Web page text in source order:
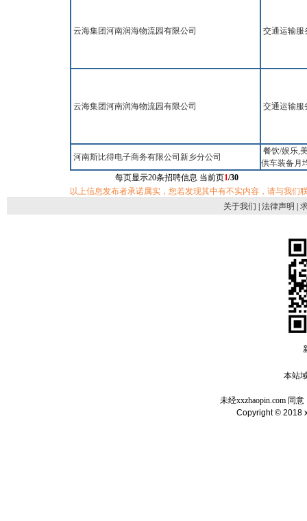
云海集团河南润海物流园有限公司 交通运输服
云海集团河南润海物流园有限公司 交通运输服
河南斯比得电子商务有限公司新乡分公司
餐饮/娱乐,
供车装备月
每页显示20条招聘信息 当前页1/30
以上信息发布者承诺属实，您若发现其中有不实内容，请与我们
关于我们
法律声明
本站
未经xxzhaopin.com 同
Copyright © 2018